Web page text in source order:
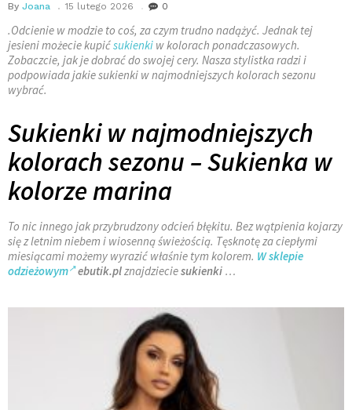
By Joana 15 lutego 2026 0
.Odcienie w modzie to coś, za czym trudno nadążyć. Jednak tej
jesieni możecie kupićsukienki w kolorach ponadczasowych.
Zobaczcie, jak je dobrać do swojej cery. Nasza stylistka radzi i
podpowiada jakie sukienki w najmodniejszych kolorach sezonu
wybrać.
Sukienki w najmodniejszych
kolorach sezonu – Sukienka w
kolorze marina
To nic innego jak przybrudzony odcień błękitu. Bez wątpienia kojarzy
się z letnim niebem i wiosenną świeżością. Tęsknotę za ciepłymi
miesiącami możemy wyrazić właśnie tym kolorem. W sklepie
odzieżowym ebutik.plznajdzieciesukienki …